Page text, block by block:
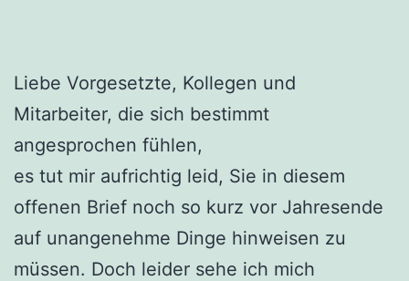
Liebe Vorgesetzte, Kollegen und
Mitarbeiter, die sich bestimmt
angesprochen fühlen,
es tut mir aufrichtig leid, Sie in diesem
offenen Brief noch so kurz vor Jahresende
auf unangenehme Dinge hinweisen zu
müssen. Doch leider sehe ich mich